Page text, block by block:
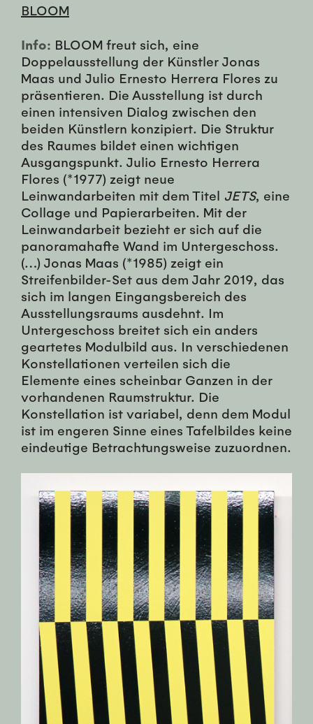
BLOOM
Info: BLOOM freut sich, eine
Doppelausstellung der Künstler Jonas
Maas und Julio Ernesto Herrera Flores zu
präsentieren. Die Ausstellung ist durch
einen intensiven Dialog zwischen den
beiden Künstlern konzipiert. Die Struktur
des Raumes bildet einen wichtigen
Ausgangspunkt. Julio Ernesto Herrera
Flores (*1977) zeigt neue
Leinwandarbeiten mit dem Titel JETS, eine
Collage und Papierarbeiten. Mit der
Leinwandarbeit bezieht er sich auf die
panoramahafte Wand im Untergeschoss.
(…) Jonas Maas (*1985) zeigt ein
Streifenbilder-Set aus dem Jahr 2019, das
sich im langen Eingangsbereich des
Ausstellungsraums ausdehnt. Im
Untergeschoss breitet sich ein anders
geartetes Modulbild aus. In verschiedenen
Konstellationen verteilen sich die
Elemente eines scheinbar Ganzen in der
vorhandenen Raumstruktur. Die
Konstellation ist variabel, denn dem Modul
ist im engeren Sinne eines Tafelbildes keine
eindeutige Betrachtungsweise zuzuordnen.